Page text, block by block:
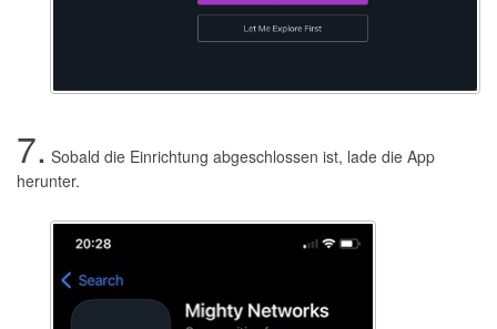
7. Sobald die Einrichtung abgeschlossen ist, lade die App
herunter.